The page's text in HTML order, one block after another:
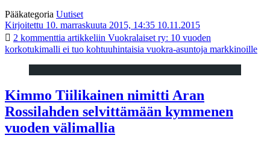
Pääkategoria Uutiset
Kirjoitettu 10. marraskuuta 2015, 14:35 10.11.2015
2 kommenttia artikkeliin Vuokralaiset ry: 10 vuoden
korkotukimalli ei tuo kohtuuhintaisia vuokra-asuntoja markkinoille
Kimmo Tiilikainen nimitti Aran
Rossilahden selvittämään kymmenen
vuoden välimallia